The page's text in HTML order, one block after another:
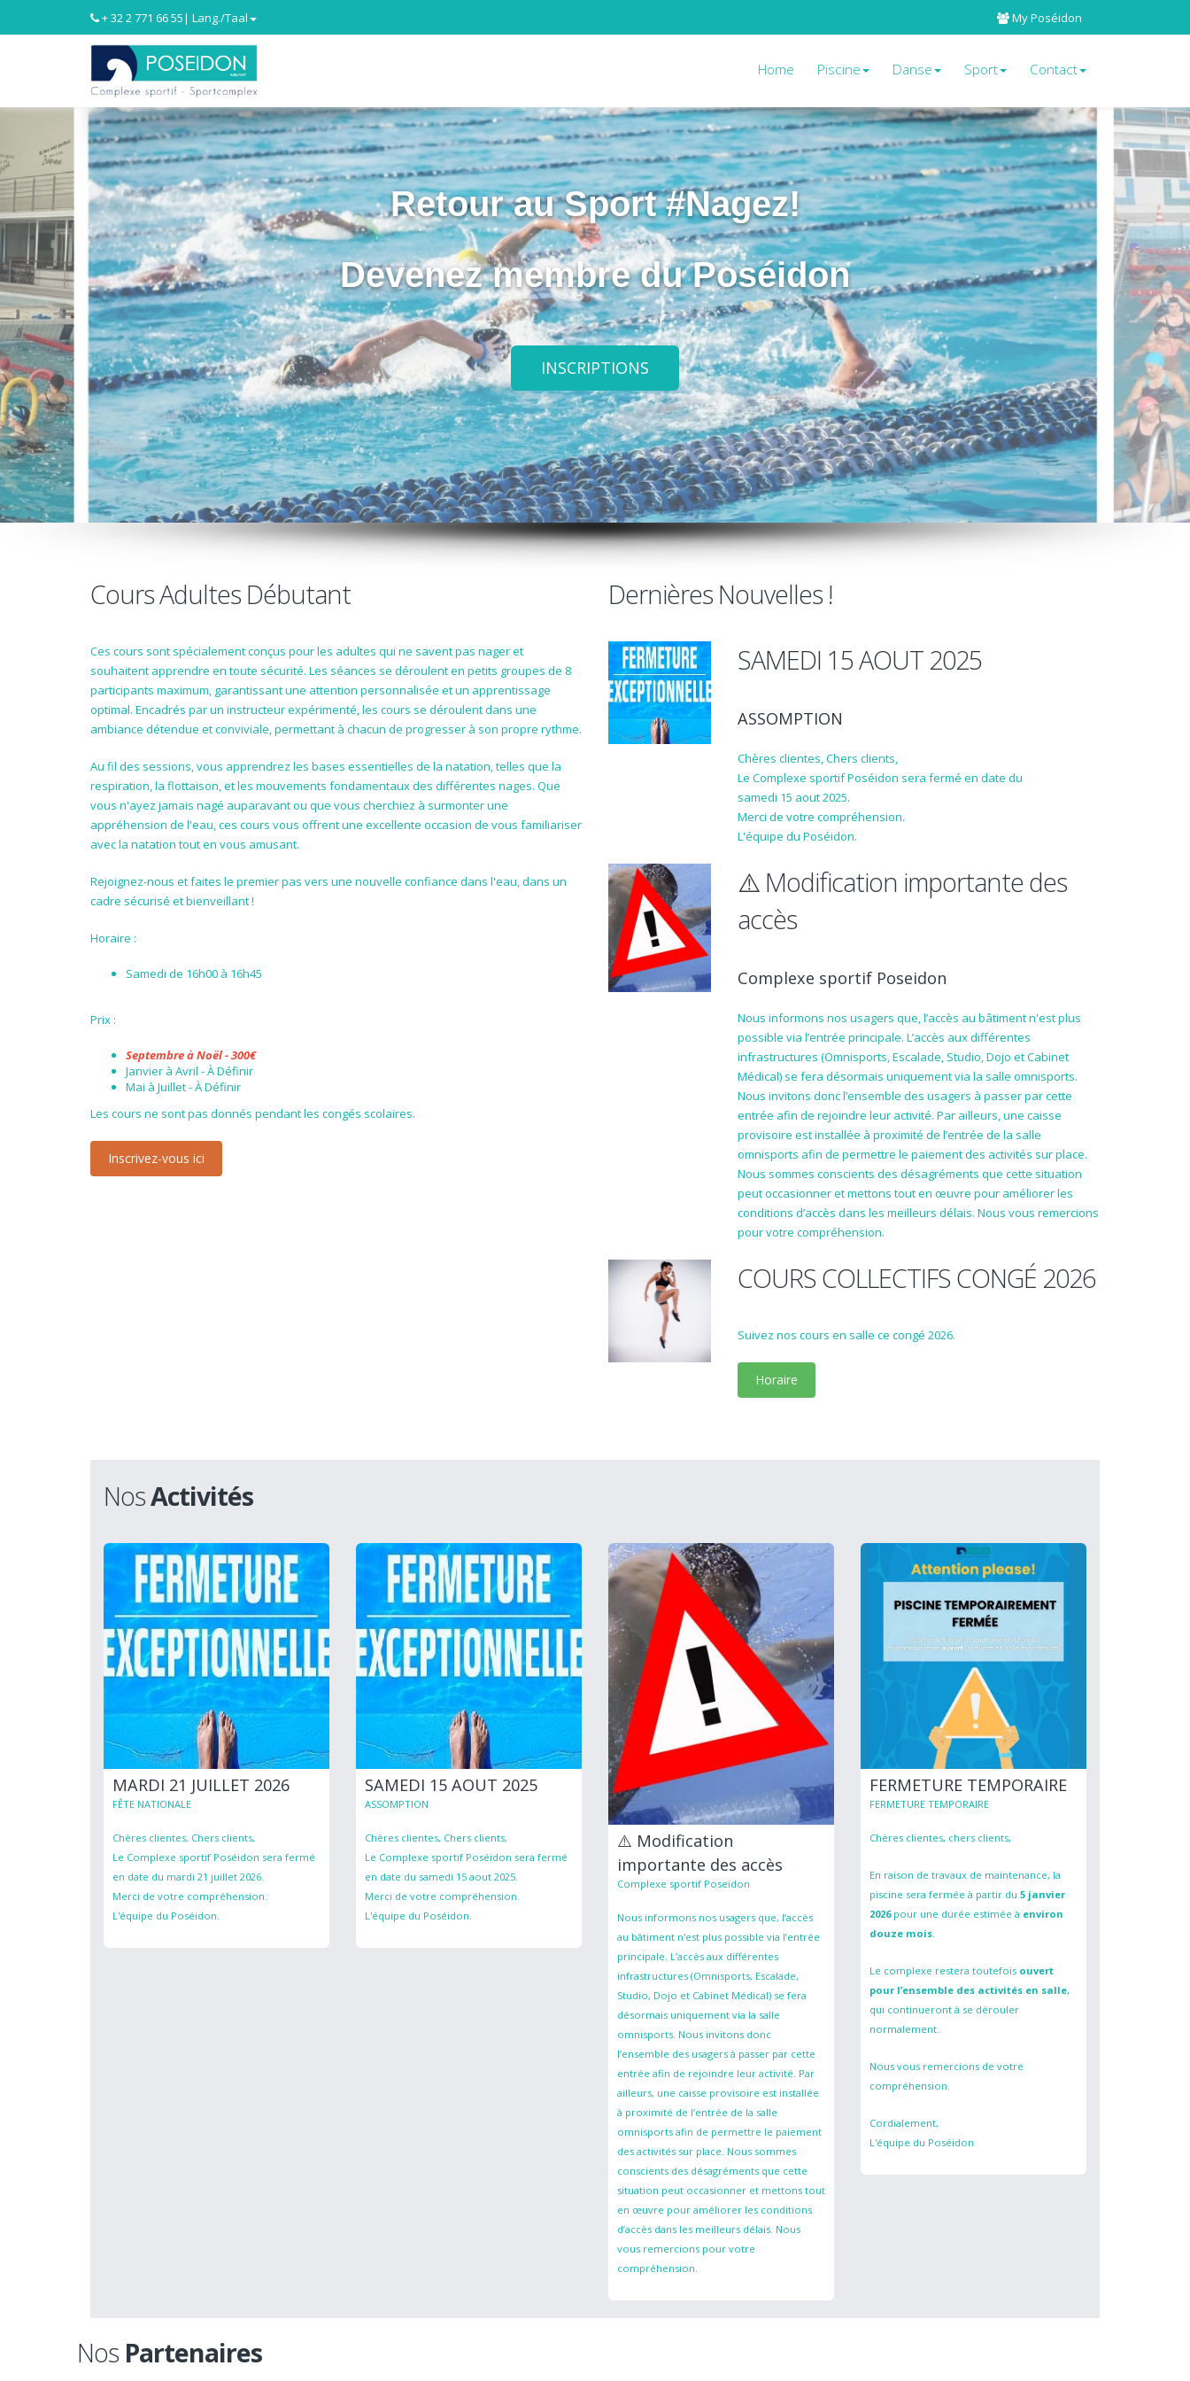
+ 32 2 771 66 55 My Poséidon
| Lang./Taal
Home Piscine Danse Sport Contact
Retour au Sport #Nagez!
Devenez membre du Poséidon
INSCRIPTIONS
Cours Adultes Débutant
Ces cours sont spécialement conçus pour les adultes qui ne savent pas nager et
souhaitent apprendre en toute sécurité. Les séances se déroulent en petits groupes de 8
participants maximum, garantissant une attention personnalisée et un apprentissage
optimal. Encadrés par un instructeur expérimenté, les cours se déroulent dans une
ambiance détendue et conviviale, permettant à chacun de progresser à son propre rythme.
Au fil des sessions, vous apprendrez les bases essentielles de la natation, telles que la
respiration, la flottaison, et les mouvements fondamentaux des différentes nages. Que
vous n'ayez jamais nagé auparavant ou que vous cherchiez à surmonter une
appréhension de l'eau, ces cours vous offrent une excellente occasion de vous familiariser
avec la natation tout en vous amusant.
Rejoignez-nous et faites le premier pas vers une nouvelle confiance dans l'eau, dans un
cadre sécurisé et bienveillant !
Horaire :
Samedi de 16h00 à 16h45
Prix :
Septembre à Noël - 300€
Janvier à Avril - À Définir
Mai à Juillet - À Définir
Les cours ne sont pas donnés pendant les congés scolaires.
Inscrivez-vous ici
Dernières Nouvelles !
SAMEDI 15 AOUT 2025
ASSOMPTION
Chères clientes, Chers clients,
Le Complexe sportif Poséidon sera fermé en date du
samedi 15 aout 2025.
Merci de votre compréhension.
L'équipe du Poséidon.
⚠️ Modification importante des
accès
Complexe sportif Poseidon
Nous informons nos usagers que, l’accès au bâtiment n'est plus
possible via l’entrée principale. L’accès aux différentes
infrastructures (Omnisports, Escalade, Studio, Dojo et Cabinet
Médical) se fera désormais uniquement via la salle omnisports.
Nous invitons donc l’ensemble des usagers à passer par cette
entrée afin de rejoindre leur activité. Par ailleurs, une caisse
provisoire est installée à proximité de l’entrée de la salle
omnisports afin de permettre le paiement des activités sur place.
Nous sommes conscients des désagréments que cette situation
peut occasionner et mettons tout en œuvre pour améliorer les
conditions d’accès dans les meilleurs délais. Nous vous remercions
pour votre compréhension.
COURS COLLECTIFS CONGÉ 2026
Suivez nos cours en salle ce congé 2026.
Horaire
NosActivités
MARDI 21 JUILLET 2026
FÊTE NATIONALE
Chères clientes, Chers clients,
Le Complexe sportif Poséidon sera fermé
en date du mardi 21 juillet 2026.
Merci de votre compréhension.
L'équipe du Poséidon.
SAMEDI 15 AOUT 2025
ASSOMPTION
Chères clientes, Chers clients,
Le Complexe sportif Poséidon sera fermé
en date du samedi 15 aout 2025.
Merci de votre compréhension.
L'équipe du Poséidon.
⚠️ Modification
importante des accès
Complexe sportif Poseidon
Nous informons nos usagers que, l’accès
au bâtiment n'est plus possible via l’entrée
principale. L’accès aux différentes
infrastructures (Omnisports, Escalade,
Studio, Dojo et Cabinet Médical) se fera
désormais uniquement via la salle
omnisports. Nous invitons donc
l’ensemble des usagers à passer par cette
entrée afin de rejoindre leur activité. Par
ailleurs, une caisse provisoire est installée
à proximité de l’entrée de la salle
omnisports afin de permettre le paiement
des activités sur place. Nous sommes
conscients des désagréments que cette
situation peut occasionner et mettons tout
en œuvre pour améliorer les conditions
d’accès dans les meilleurs délais. Nous
vous remercions pour votre
compréhension.
FERMETURE TEMPORAIRE
FERMETURE TEMPORAIRE
Chères clientes, chers clients,
En raison de travaux de maintenance, la
piscine sera fermée à partir du 5 janvier
2026pour une durée estimée à environ
douze mois.
Le complexe restera toutefois ouvert
pour l’ensemble des activités en salle,
qui continueront à se dérouler
normalement.
Nous vous remercions de votre
compréhension.
Cordialement,
L'équipe du Poséidon
Nos Partenaires